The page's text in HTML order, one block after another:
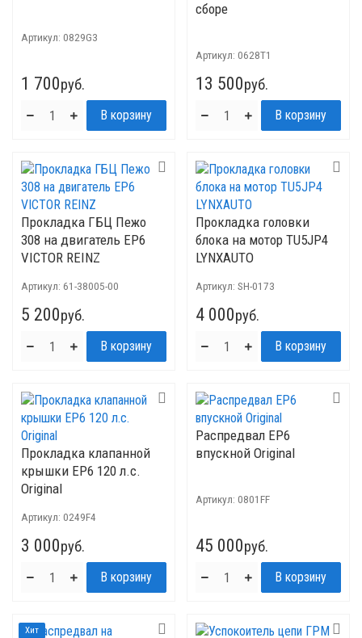
Артикул: 0829G3
1 700руб.
сборе
Артикул: 0628T1
13 500руб.
Прокладка ГБЦ Пежо
308 на двигатель EP6
VICTOR REINZ
Артикул: 61-38005-00
5 200руб.
Прокладка головки
блока на мотор TU5JP4
LYNXAUTO
Артикул: SH-0173
4 000руб.
Прокладка клапанной
крышки EP6 120 л.с.
Original
Артикул: 0249F4
3 000руб.
Распредвал EP6
впускной Original
Артикул: 0801FF
45 000руб.
Хит